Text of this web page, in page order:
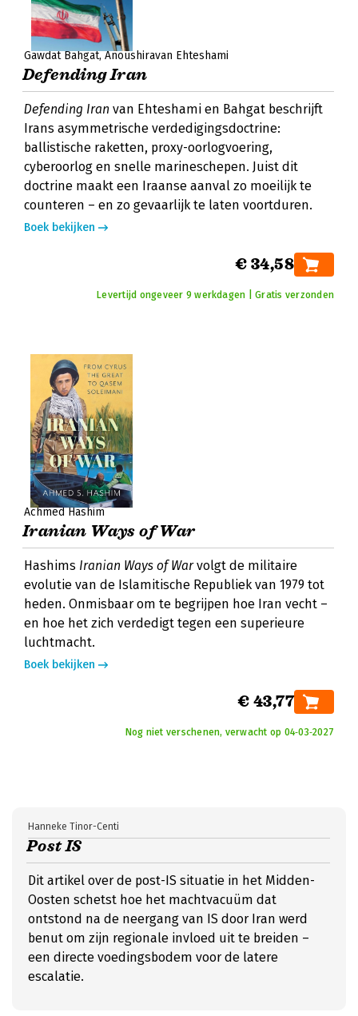
Gawdat Bahgat Anoushiravan Ehteshami
Defending Iran
Defending Iran van Ehteshami en Bahgat beschrijft
Irans asymmetrische verdedigingsdoctrine:
ballistische raketten, proxy-oorlogvoering,
cyberoorlog en snelle marineschepen. Juist dit
doctrine maakt een Iraanse aanval zo moeilijk te
counteren – en zo gevaarlijk te laten voortduren.
Boek bekijken
€ 34,58
Levertijd ongeveer 9 werkdagen | Gratis verzonden
Achmed Hashim
Iranian Ways of War
Hashims Iranian Ways of Warvolgt de militaire
evolutie van de Islamitische Republiek van 1979 tot
heden. Onmisbaar om te begrijpen hoe Iran vecht –
en hoe het zich verdedigt tegen een superieure
luchtmacht.
Boek bekijken
€ 43,77
Nog niet verschenen, verwacht op 04‑03‑2027
Post IS
Hanneke Tinor-Centi
Dit artikel over de post-IS situatie in het Midden-
Oosten schetst hoe het machtvacuüm dat
ontstond na de neergang van IS door Iran werd
benut om zijn regionale invloed uit te breiden –
een directe voedingsbodem voor de latere
escalatie.